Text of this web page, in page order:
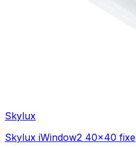
Skylux
Skylux iWindow2 40x40 fixe